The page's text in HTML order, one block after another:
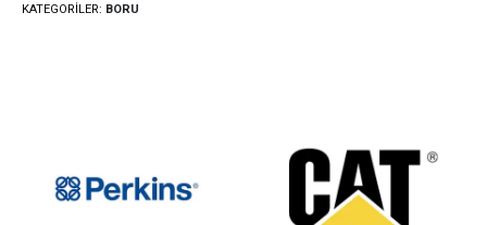
KATEGORILER: BORU